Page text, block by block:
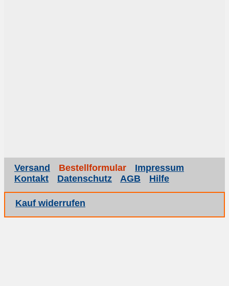
Versand Bestellformular Impressum
Kontakt
Datenschutz AGB Hilfe
Kauf widerrufen